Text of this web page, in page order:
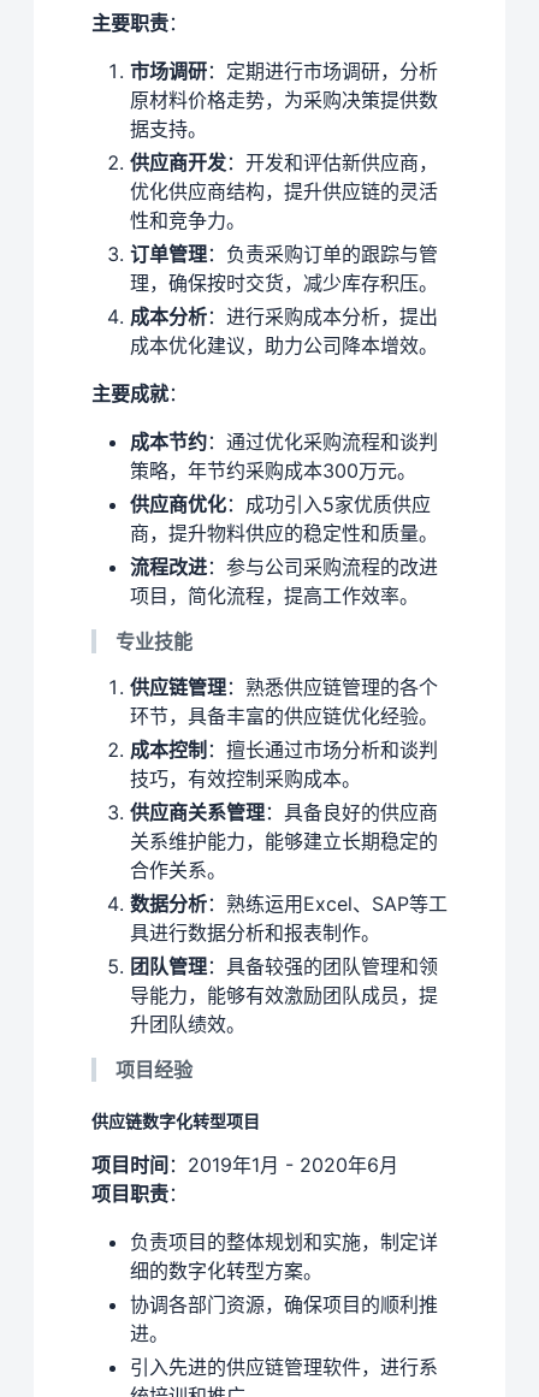
主要职责：
市场调研：定期进行市场调研，分析
原材料价格走势，为采购决策提供数
据支持。
供应商开发：开发和评估新供应商，
优化供应商结构，提升供应链的灵活
性和竞争力。
订单管理：负责采购订单的跟踪与管
理，确保按时交货，减少库存积压。
成本分析：进行采购成本分析，提出
成本优化建议，助力公司降本增效。
主要成就：
成本节约：通过优化采购流程和谈判
策略，年节约采购成本300万元。
供应商优化：成功引入5家优质供应
商，提升物料供应的稳定性和质量。
流程改进：参与公司采购流程的改进
项目，简化流程，提高工作效率。
专业技能
供应链管理：熟悉供应链管理的各个
环节，具备丰富的供应链优化经验。
成本控制 ：擅长通过市场分析和谈判
技巧，有效控制采购成本。
供应商关系管理：具备良好的供应商
关系维护能力，能够建立长期稳定的
合作关系。
数据分析：熟练运用Excel、SAP等工
具进行数据分析和报表制作。
团队管理：具备较强的团队管理和领
导能力，能够有效激励团队成员，提
升团队绩效。
项目经验
供应链数字化转型项目
项目时间 ：2019年1月 - 2020年6月
项目职责：
负责项目的整体规划和实施，制定详
细的数字化转型方案。
协调各部门资源，确保项目的顺利推
进。
引入先进的供应链管理软件，进行系